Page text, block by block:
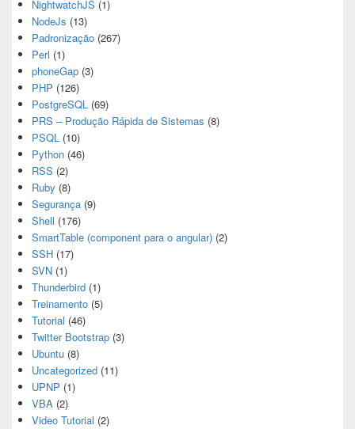
NightwatchJS (1)
NodeJs (13)
Padronização (267)
Perl (1)
phoneGap (3)
PHP (126)
PostgreSQL (69)
PRS – Produção Rápida de Sistemas (8)
PSQL (10)
Python (46)
RSS (2)
Ruby (8)
Segurança (9)
Shell (176)
SmartTable (component para o angular) (2)
SSH (17)
SVN (1)
Thunderbird (1)
Treinamento (5)
Tutorial (46)
Twitter Bootstrap (3)
Ubuntu (8)
Uncategorized (11)
UPNP (1)
VBA (2)
Video Tutorial (2)